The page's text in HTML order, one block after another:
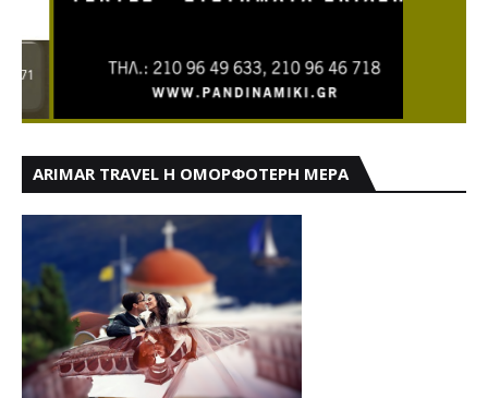
ARIMAR TRAVEL Η ΟΜΟΡΦΟΤΕΡΗ ΜΕΡΑ